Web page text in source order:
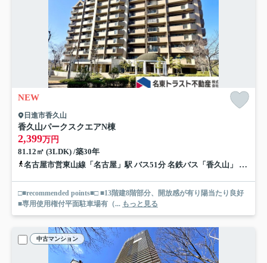
NEW
日進市香久山
香久山パークスクエアN棟
2,399万円
81.12㎡ (3LDK) /築30年
名古屋市営東山線「名古屋」駅 バス51分 名鉄バス「香久山」 停歩5分
□■recommended points■□ ■13階建8階部分、開放感が有り陽当たり良好
■専用使用権付平面駐車場有（... もっと見る
中古マンション